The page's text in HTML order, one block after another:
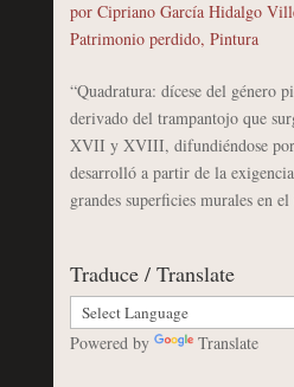
por Cipriano García Hidalgo
Patrimonio perdido, Pintura
“Quadratura: dícese del género
derivado del trampantojo que
XVII y XVIII, difundiéndose por
desarrolló a partir de la
grandes superficies murales en
Traduce / Translate
Powered by Translate